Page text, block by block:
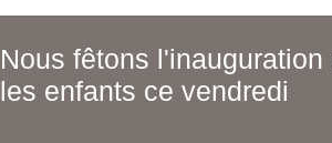
Nous fêtons
les enfants ce vendredi